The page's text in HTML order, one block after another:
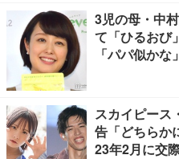
3児の母・中
て「ひるおび
「パパ似かな
スカイピース
告「どちらか
23年2月に交